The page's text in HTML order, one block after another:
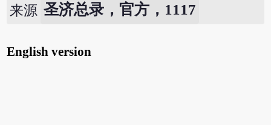
来源 圣济总录，官方，1117
English version